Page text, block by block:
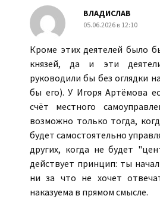
ВЛАДИСЛАВ
05.06.2026 в 12:10
Кроме этих деятелей было
князей, да и эти
руководили бы без оглядки
бы его). У Игоря Артёмова
счёт местного
возможно только тогда,
будет самостоятельно
других, когда не будет
действует принцип: ты
ни за что не хочет
наказуема в прямом смысле.